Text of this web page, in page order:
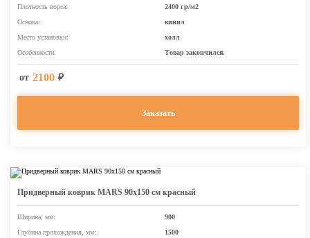
Плотность ворса:
2400 гр/м2
Основа:
винил
Место установки:
холл
Особенности:
Товар закончился.
от 2100 ₽
Заказать
Придверный коврик MARS 90х150 см красный
Ширина, мм:
900
Глубина прохождения, мм:
1500